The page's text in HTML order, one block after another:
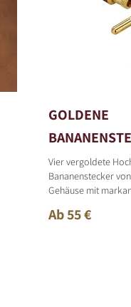
GOLDENE
Vier vergoldete
Bananenstecker
Gehäuse mit
Ab 55 €